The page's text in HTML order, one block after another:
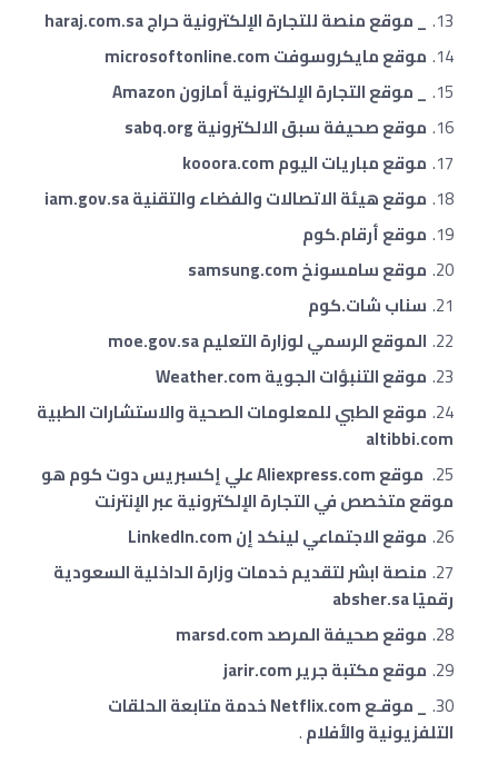
_ موقع منصة للتجارة الإلكترونية حراج haraj.com.sa
موقع مايكروسوفت microsoftonline.com
_ موقع التجارة الإلكترونية أمازون Amazon
موقع صحيفة سبق الالكترونية sabq.org
موقع مباريات اليوم kooora.com
موقع هيئة الاتصالات والفضاء والتقنية iam.gov.sa
موقع أرقام.كوم
موقع سامسونخ samsung.com
سناب شات.كوم
الموقع الرسمي لوزارة التعليم moe.gov.sa
موقع التنبؤات الجوية Weather.com
موقع الطبي للمعلومات الصحية والاستشارات الطبية
altibbi.com
موقع Aliexpress.com علي إكسبريس دوت كوم هو
موقع متخصص في التجارة الإلكترونية عبر الإنترنت
موقع الاجتماعي لينكد إن LinkedIn.com
منصة ابشر لتقديم خدمات وزارة الداخلية السعودية
رقميًا absher.sa
موقع صحيفة المرصد marsd.com
موقع مكتبة جرير jarir.com
_ موقـع Netflix.com خدمة متابعة الحلقات
التلفزيونية والأفلام.